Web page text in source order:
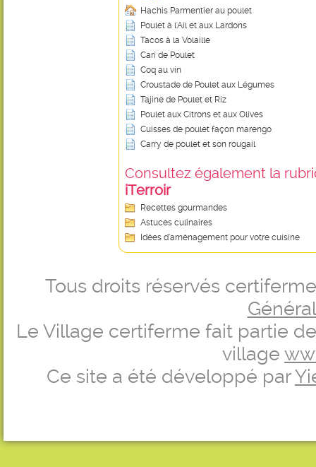
Hachis Parmentier au poulet
Poulet à l'Ail et aux Lardons
Tacos à la Volaille
Cari de Poulet
Coq au vin
Croustade de Poulet aux Légumes
Tajine de Poulet et Riz
Poulet aux Citrons et aux Olives
Cuisses de poulet façon marengo
Carry de poulet et son rougail
Consultez également la
iTerroir
Recettes gourmandes
Astuces culinaires
Idées d’aménagement pour votre cuisine
Tous droits réservés
Le Village certiferme fait partie
village
Ce site a été développé par